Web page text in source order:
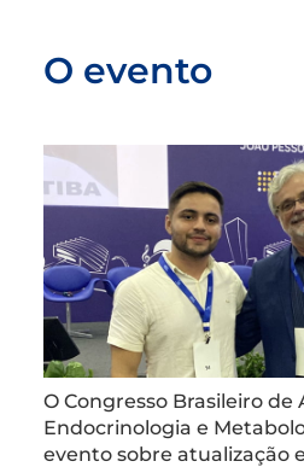
O evento
O Congresso Brasileiro de
Endocrinologia e
evento sobre atualização